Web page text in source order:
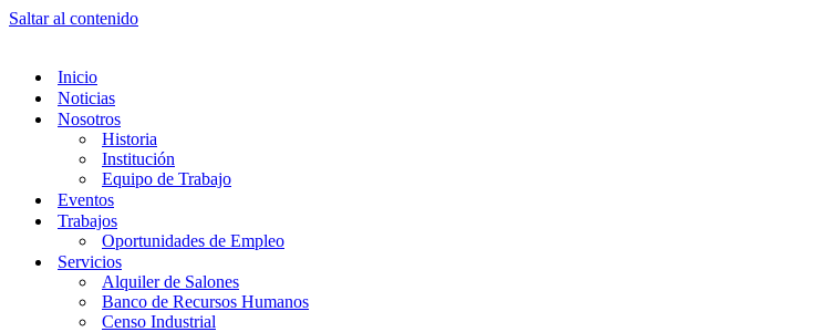
Saltar al contenido
Inicio
Noticias
Nosotros
Historia
Institución
Equipo de Trabajo
Eventos
Trabajos
Oportunidades de Empleo
Servicios
Alquiler de Salones
Banco de Recursos Humanos
Censo Industrial